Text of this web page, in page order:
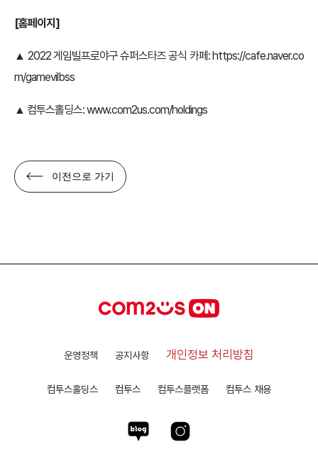
[홈페이지]
▲ 2022 게임빌프로야구 슈퍼스타즈 공식 카페: https://cafe.naver.co
m/gamevilbss
▲ 컴투스홀딩스:www.com2us.com/holdings
이전으로 가기
운영정책 공지사항 개인정보 처리방침
컴투스홀딩스 컴투스 컴투스플랫폼 컴투스 채용